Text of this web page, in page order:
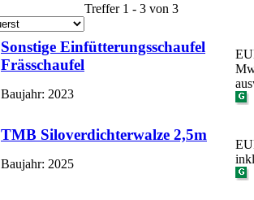
Treffer 1 - 3 von 3
Sonstige Einfütterungsschaufel
Frässchaufel
Baujahr: 2023
TMB Siloverdichterwalze 2,5m
Baujahr: 2025